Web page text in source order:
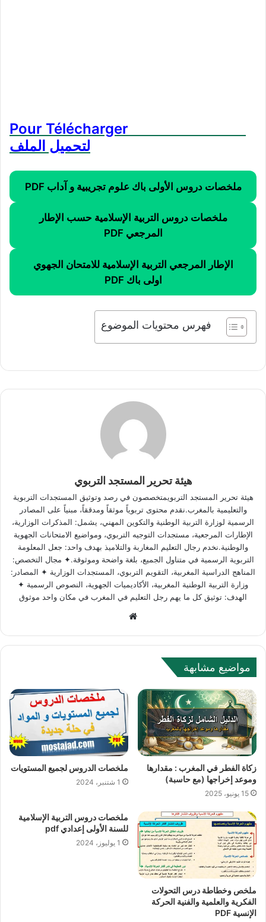
Pour Télécharger
لتحميل الملف
ملخصات دروس الأولى باك علوم تجريبية و آداب PDF
ملخصات دروس التربية الإسلامية حسب الإطار
المرجعي PDF
الإطار المرجعي التربية الإسلامية للامتحان الجهوي
اولى باك PDF
فهرس محتويات الموضوع
هيئة تحرير المستجد التربوي
هيئة تحرير المستجد التربويمتخصصون في رصد وتوثيق المستجدات التربوية
والتعليمية بالمغرب.نقدم محتوى تربوياً موثقاً ومدققاً، مبنياً على المصادر
الرسمية لوزارة التربية الوطنية والتكوين المهني، يشمل: المذكرات الوزارية،
الإطارات المرجعية، مستجدات التوجيه التربوي، ومواضيع الامتحانات الجهوية
والوطنية.نخدم رجال التعليم المغاربة والتلاميذ بهدف واحد: جعل المعلومة
التربوية الرسمية في متناول الجميع، بلغة واضحة وموثوقة.✦ مجال التخصص:
المناهج الدراسية المغربية، التقويم التربوي، المستجدات الوزارية ✦ المصادر:
وزارة التربية الوطنية المغربية، الأكاديميات الجهوية، النصوص الرسمية ✦
الهدف: توثيق كل ما يهم رجل التعليم في المغرب في مكان واحد موثوق
مواضيع مشابهة
زكاة الفطر في المغرب : مقدارها
وموعد إخراجها (مع حاسبة)
15 يونيو، 2025
ملخصات الدروس لجميع المستويات
1 شتنبر، 2024
ملخص وخطاطة درس التحولات
الفكرية والعلمية والفنية الحركة
الإنسية PDF
ملخصات دروس التربية الإسلامية
للسنة الأولى إعدادي pdf
1 يوليوز، 2024